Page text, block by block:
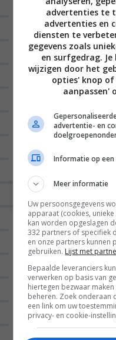
E-mail*
advertenties te
advertenties en
diensten te
gegevens zoals
en surfgedrag.
wijzigen door het
opties' knop of
aanpassen'
advertentie- en
Informatie op
Meer informatie
Uw persoonsgegevens
apparaat (cookies,
kan worden opgeslagen
332 partners of specifiek
en onze partners kunnen
gebruiken. Lijst met
Bepaalde leveranciers
verwerken op basis van
hiertegen bezwaar
beheren. Zoek onderaan
een link om uw
privacy- en cookie-